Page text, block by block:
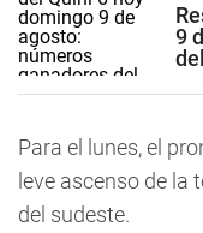
9
Para el lunes, el
leve ascenso de
del sudeste.